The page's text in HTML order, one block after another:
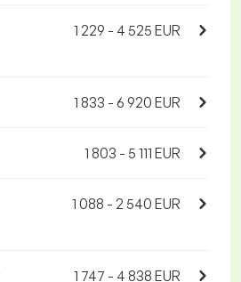
1 229 - 4 525 EUR
1 833 - 6 920 EUR
1 803 - 5 111 EUR
1 088 - 2 540 EUR
1 747 - 4 838 EUR